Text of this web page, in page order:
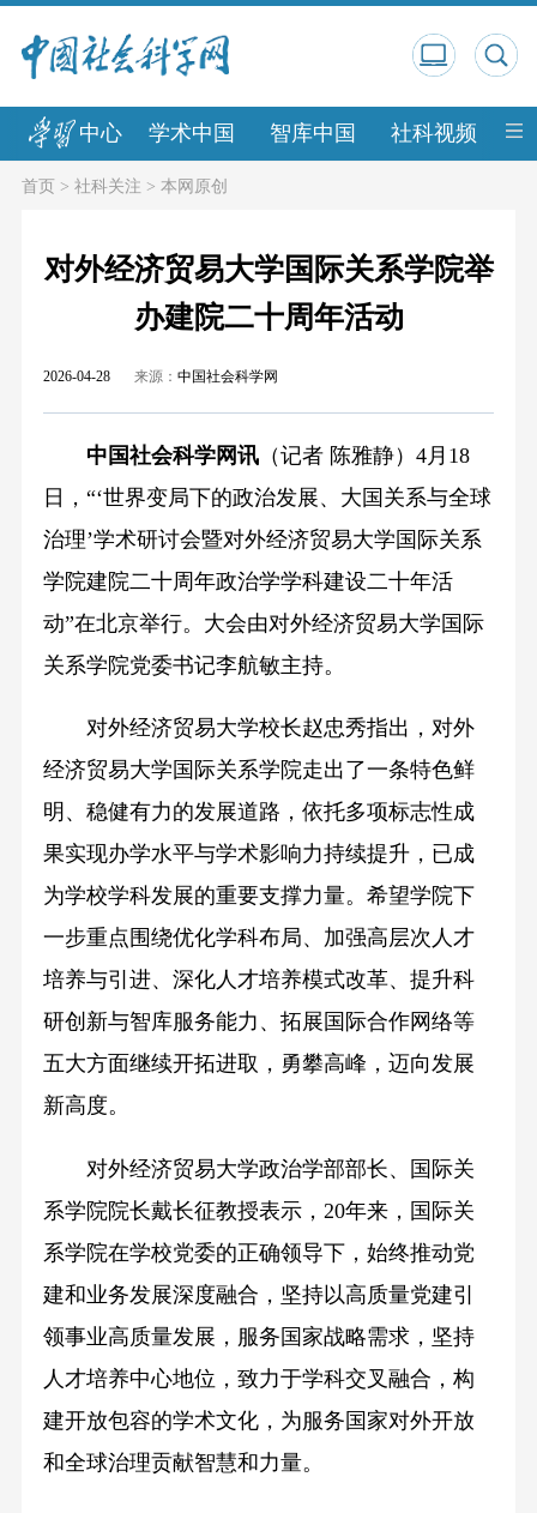
中心 学术中国 智库中国 社科视频 中
首页> 社科关注 > 本网原创
对外经济贸易大学国际关系学院举
办建院二十周年活动
2026-04-28 来源： 中国社会科学网
中国社会科学网讯（记者 陈雅静）4月18
日，“‘世界变局下的政治发展、大国关系与全球
治理’学术研讨会暨对外经济贸易大学国际关系
学院建院二十周年政治学学科建设二十年活
动”在北京举行。大会由对外经济贸易大学国际
关系学院党委书记李航敏主持。
对外经济贸易大学校长赵忠秀指出，对外
经济贸易大学国际关系学院走出了一条特色鲜
明、稳健有力的发展道路，依托多项标志性成
果实现办学水平与学术影响力持续提升，已成
为学校学科发展的重要支撑力量。希望学院下
一步重点围绕优化学科布局、加强高层次人才
培养与引进、深化人才培养模式改革、提升科
研创新与智库服务能力、拓展国际合作网络等
五大方面继续开拓进取，勇攀高峰，迈向发展
新高度。
对外经济贸易大学政治学部部长、国际关
系学院院长戴长征教授表示，20年来，国际关
系学院在学校党委的正确领导下，始终推动党
建和业务发展深度融合，坚持以高质量党建引
领事业高质量发展，服务国家战略需求，坚持
人才培养中心地位，致力于学科交叉融合，构
建开放包容的学术文化，为服务国家对外开放
和全球治理贡献智慧和力量。